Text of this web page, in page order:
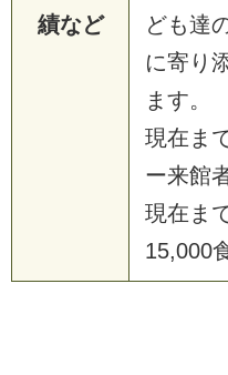
績など
ども達
に寄り
ます。
現在ま
ー来館
現在ま
15,000